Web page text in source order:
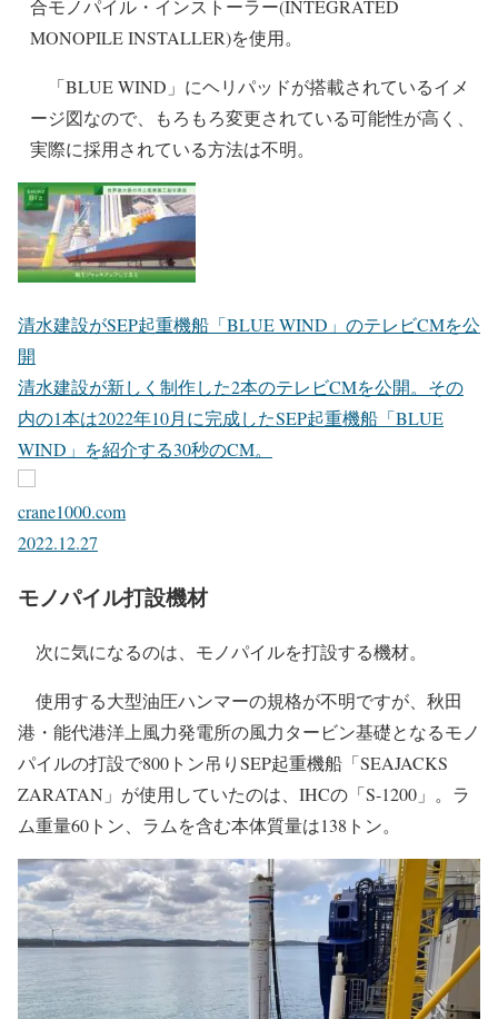
合モノパイル・インストーラー(INTEGRATED
MONOPILE INSTALLER)を使用。
「BLUE WIND」にヘリパッドが搭載されているイメ
ージ図なので、もろもろ変更されている可能性が高く、
実際に採用されている方法は不明。
清水建設がSEP起重機船「BLUE WIND」のテレビCMを公
開
清水建設が新しく制作した2本のテレビCMを公開。その
内の1本は2022年10月に完成したSEP起重機船「BLUE
WIND」を紹介する30秒のCM。
crane1000.com
2022.12.27
モノパイル打設機材
次に気になるのは、モノパイルを打設する機材。
使用する大型油圧ハンマーの規格が不明ですが、秋田
港・能代港洋上風力発電所の風力タービン基礎となるモノ
パイルの打設で800トン吊りSEP起重機船「SEAJACKS
ZARATAN」が使用していたのは、IHCの「S-1200」。ラ
ム重量60トン、ラムを含む本体質量は138トン。